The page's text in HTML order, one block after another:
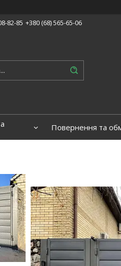
82-85 +380 (68) 565-65-06
Повернення та